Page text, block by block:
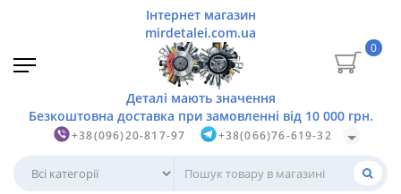
+38(096)20-817-97 +38(066)76-619-32
0